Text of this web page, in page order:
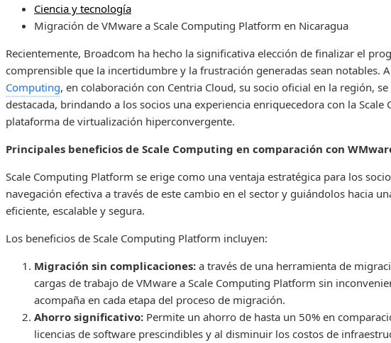
Ciencia y tecnología
Migración de VMware a Scale Computing Platform en Nicaragua
Recientemente, Broadcom ha hecho la significativa elección de finalizar el
comprensible que la incertidumbre y la frustración generadas sean notables.
Computing, en colaboración con Centria Cloud, su socio oficial en la región,
destacada, brindando a los socios una experiencia enriquecedora con la
plataforma de virtualización hiperconvergente.
Principales beneficios de Scale Computing en comparación con
Scale Computing Platform se erige como una ventaja estratégica para los
navegación efectiva a través de este cambio en el sector y guiándolos hacia
eficiente, escalable y segura.
Los beneficios de Scale Computing Platform incluyen:
Migración sin complicaciones: a través de una herramienta de
cargas de trabajo de VMware a Scale Computing Platform sin
acompaña en cada etapa del proceso de migración.
Ahorro significativo: Permite un ahorro de hasta un 50% en
licencias de software prescindibles y al disminuir los costos de